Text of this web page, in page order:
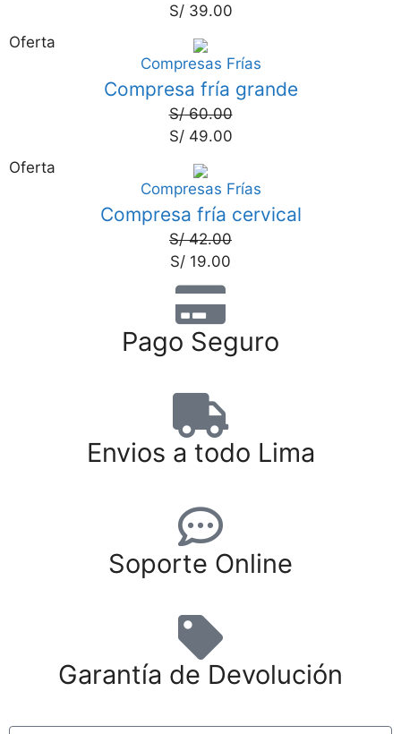
S/39.00
Oferta
Compresas Frías
Compresa fría grande
S/60.00
S/49.00
Oferta
Compresas Frías
Compresa fría cervical
S/42.00
S/ 19.00
Pago Seguro
Envios a todo Lima
Soporte Online
Garantía de Devolución